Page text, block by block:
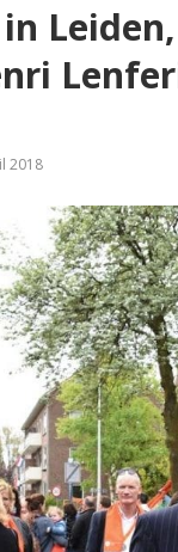
2018